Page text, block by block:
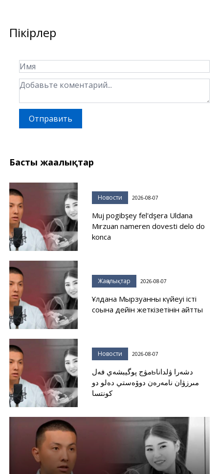
Пікірлер
Отправить
Басты жаңалықтар
Новости 2026-08-07
Muj pogibşey fel'dşera Uldana
Mırzuan nameren dovesti delo do
konca
Жаңалықтар 2026-08-07
Ұлдана Мырзуанның күйеуі істі
соңына дейін жеткізетінін айтты
Новости 2026-08-07
مۋج پوگيبشەي فەلьدشەرا ۋلدانا
مىرزۋان نامەرەن دوۆەستي دەلو دو
كونتسا